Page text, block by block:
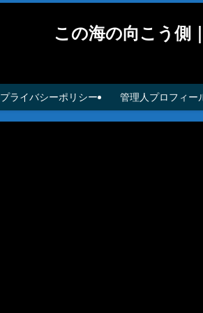
この海の向こう側
プライバシーポリシー 管理人プロフィー